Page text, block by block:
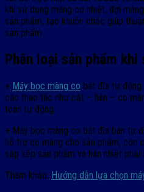
khi sử dụng màng co nhiệt, đợi
sản phẩm, tạo khuôn chắc giúp
sản phẩm
Phân loại sản phẩm khi
+ Máy bọc màng co bát đĩa tự
các thao tác như cắt – hàn – co
toàn tự động.
+ Máy bọc màng co bát đĩa bán tự
hỗ trợ co màng cho sản phẩm, còn
sắp xếp sản phẩm và hàn nhiệt
Tham khảo: Hướng dẫn lựa chọn